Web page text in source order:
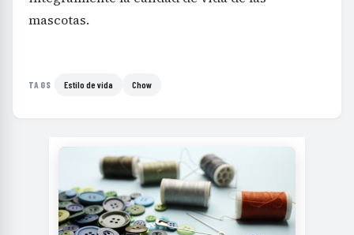
mascotas.
TAGS Estilo de vida Chow